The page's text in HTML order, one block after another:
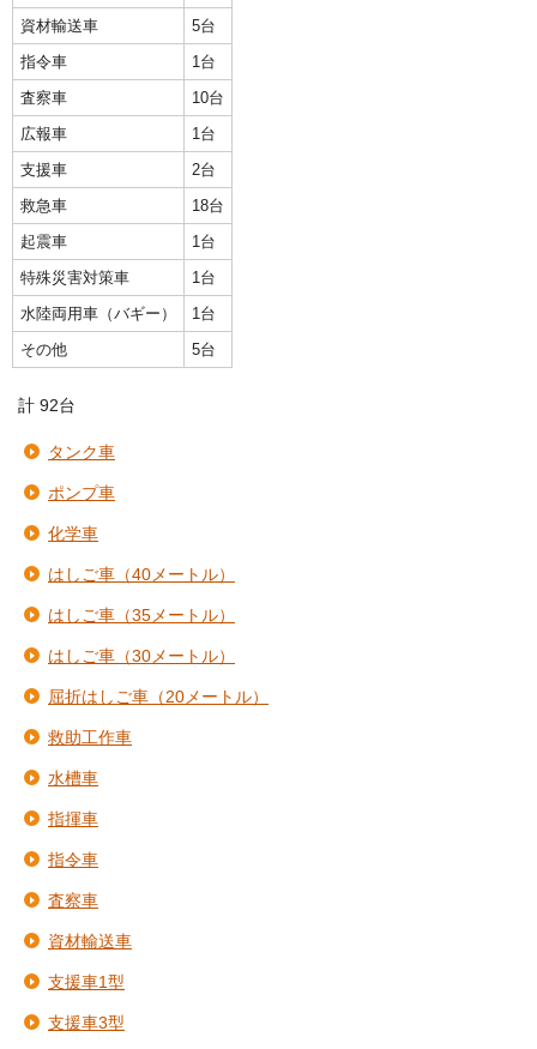
資材輸送車
5台
指令車
1台
査察車
10台
広報車
1台
支援車
2台
救急車
18台
起震車
1台
特殊災害対策車
1台
水陸両用車（バギー）
1台
その他
5台
計 92台
タンク車
ポンプ車
化学車
はしご車（40メートル）
はしご車（35メートル）
はしご車（30メートル）
屈折はしご車（20メートル）
救助工作車
水槽車
指揮車
指令車
査察車
資材輸送車
支援車1型
支援車3型